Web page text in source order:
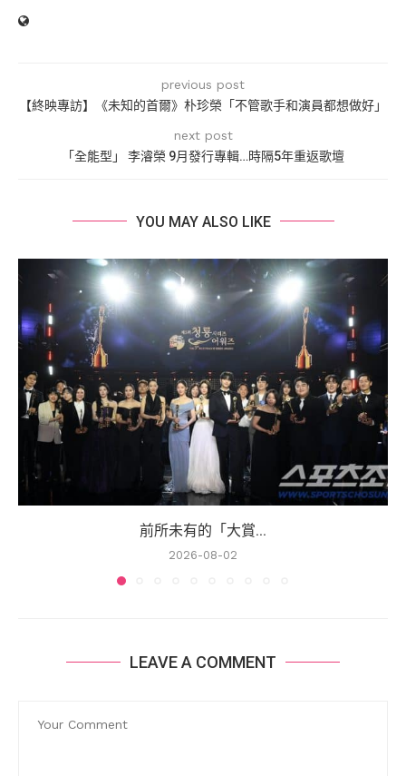
previous post
【終映專訪】《未知的首爾》朴珍榮「不管歌手和演員都想做好」
next post
「全能型」 李濬榮 9月發行專輯…時隔5年重返歌壇
YOU MAY ALSO LIKE
前所未有的「大賞...
2026-08-02
LEAVE A COMMENT